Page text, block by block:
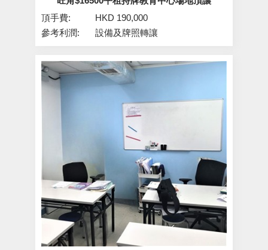
頂手費:
HKD 190,000
參考利潤:
設備及牌照轉讓